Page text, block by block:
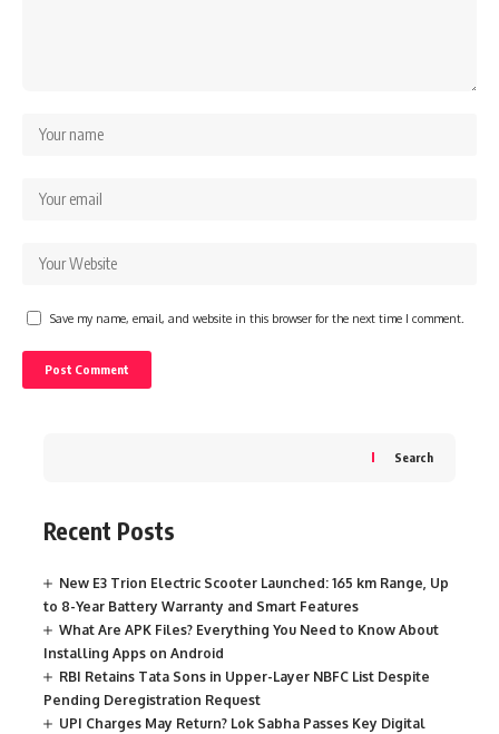
Save my name, email, and website in this browser for the next time I comment.
Search
Recent Posts
New E3 Trion Electric Scooter Launched: 165 km Range, Up
to 8-Year Battery Warranty and Smart Features
What Are APK Files? Everything You Need to Know About
Installing Apps on Android
RBI Retains Tata Sons in Upper-Layer NBFC List Despite
Pending Deregistration Request
UPI Charges May Return? Lok Sabha Passes Key Digital